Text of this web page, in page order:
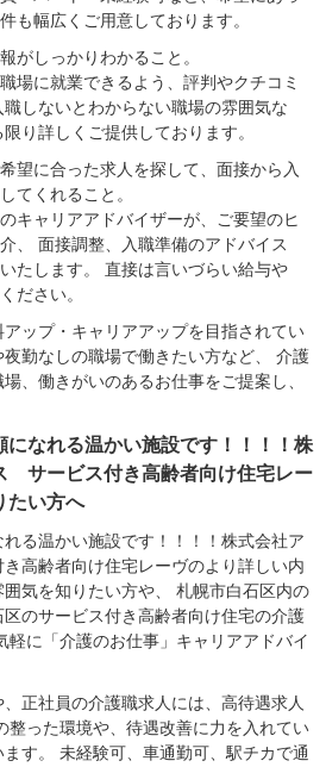
も幅広くご用意しております。
がしっかりわかること。
場に就業できるよう、評判やクチコミ
しないとわからない職場の雰囲気な
り詳しくご提供しております。
望に合った求人を探して、面接から入
てくれること。
キャリアアドバイザーが、ご要望のヒ
、 面接調整、入職準備のアドバイス
たします。 直接は言いづらい給与や
ださい。
ップ・キャリアアップを目指されてい
勤なしの職場で働きたい方など、 介護
、働きがいのあるお仕事をご提案し、
になれる温かい施設です！！！！株
サービス付き高齢者向け住宅レー
たい方へ
る温かい施設です！！！！株式会社ア
高齢者向け住宅レーヴのより詳しい内
気を知りたい方や、 札幌市白石区内の
のサービス付き高齢者向け住宅の介護
軽に「介護のお仕事」キャリアアドバイ
正社員の介護職求人には、高待遇求人
整った環境や、待遇改善に力を入れてい
す。 未経験可、車通勤可、駅チカで通